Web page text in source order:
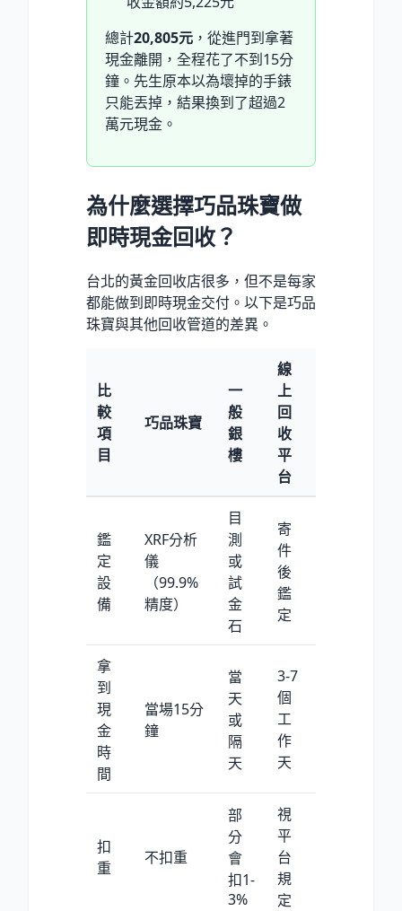
總計20,805元 ，從進門到拿著
現金離開，全程花了不到15分
鐘。先生原本以為壞掉的手錶
只能丟掉，結果換到了超過2
萬元現金。
為什麼選擇巧品珠寶做
即時現金回收？
台北的黃金回收店很多，但不是每家
都能做到即時現金交付。以下是巧品
珠寶與其他回收管道的差異。
比
較
項
目
巧品珠寶
一
般
銀
樓
線
上
回
收
平
台
鑑
定
設
備
XRF分析
儀
（99.9%
精度）
目
測
或
試
金
石
寄
件
後
鑑
定
拿
到
現
金
時
間
當場15分
鐘
當
天
或
隔
天
3-7
個
工
作
天
扣
重
不扣重
部
分
會
扣1-
3%
視
平
台
規
定